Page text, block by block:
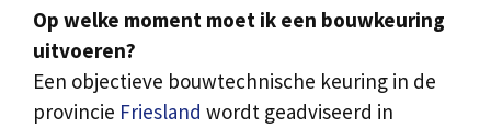
Op welke moment moet ik een bouwkeuring
uitvoeren?
Een objectieve bouwtechnische keuring in de
provincie Friesland wordt geadviseerd in